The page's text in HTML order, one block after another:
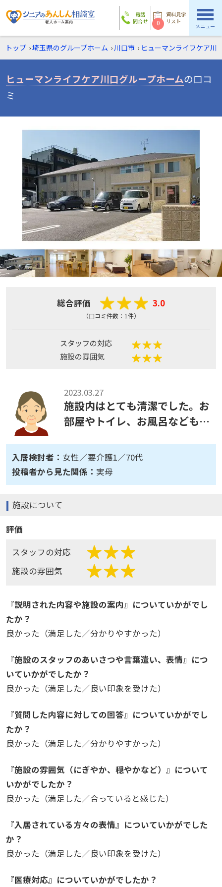
電話
問合せ
資料見学
リスト
0 メニュー
トップ ›埼玉県のグループホーム › 川口市 › ヒューマンライフケア川
ヒューマンライフケア川口グループホームの口コ
ミ
総合評価 3.0
（口コミ件数：1件）
スタッフの対応
施設の雰囲気
2023.03.27
施設内はとても清潔でした。お
部屋やトイレ、お風呂なども見
とても綺麗で掃除が行き届いて
いるという印象でした。
入居検討者： 女性／要介護1／70代
投稿者から見た関係： 実母
施設について
評価
スタッフの対応
施設の雰囲気
『説明された内容や施設の案内』についていかがでし
たか？
良かった（満足した／分かりやすかった）
『施設のスタッフのあいさつや言葉遣い、表情』につ
いていかがでしたか？
良かった（満足した／良い印象を受けた）
『質問した内容に対しての回答』についていかがでし
たか？
良かった（満足した／分かりやすかった）
『施設の雰囲気（にぎやか、穏やかなど）』について
いかがでしたか？
良かった（満足した／合っていると感じた）
『入居されている方々の表情』についていかがでした
か？
良かった（満足した／良い印象を受けた）
『医療対応』についていかがでしたか？